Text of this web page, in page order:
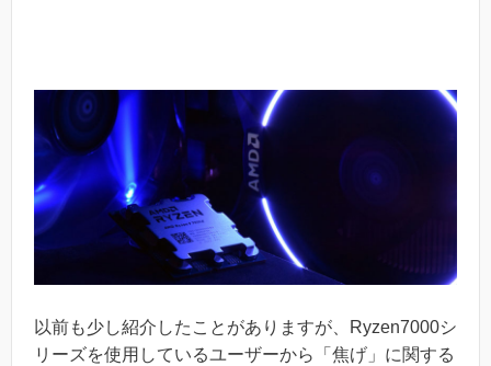
以前も少し紹介したことがありますが、Ryzen7000シ
リーズを使用しているユーザーから「焦げ」に関する